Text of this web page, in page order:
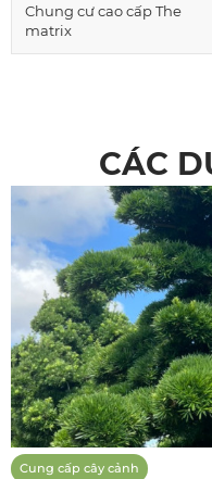
Chung cư cao cấp The
matrix
CÁC
Cung cấp cây cảnh